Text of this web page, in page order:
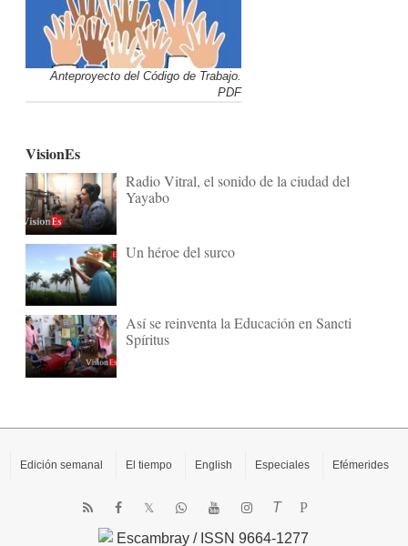
Anteproyecto del Código de Trabajo.
PDF
VisionEs
Radio Vitral, el sonido de la ciudad del
Yayabo
Un héroe del surco
Así se reinventa la Educación en Sancti
Spíritus
Edición semanal El tiempo English Especiales Efémerides
T P
Escambray / ISSN 9664-1277